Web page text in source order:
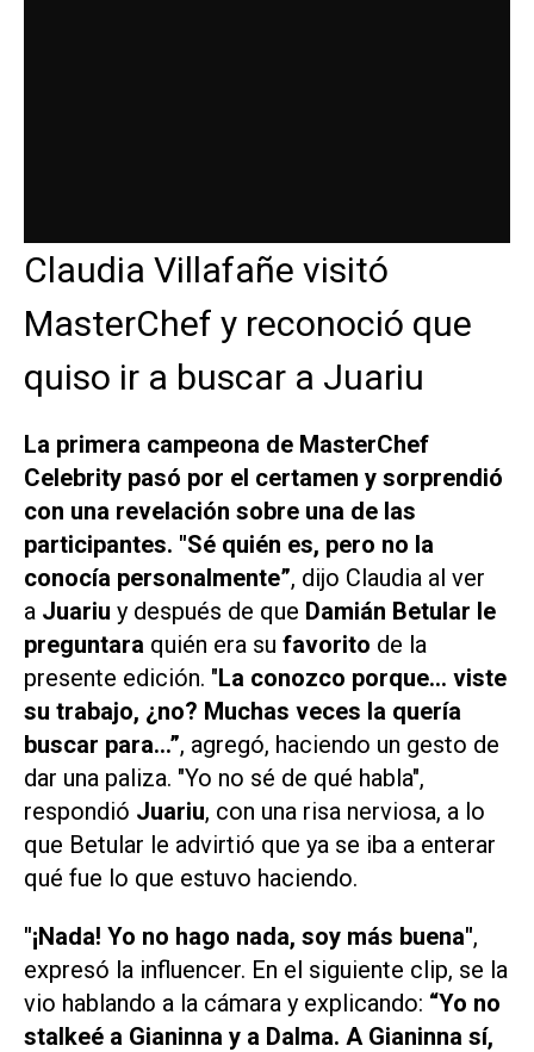
Claudia Villafañe visitó
MasterChef y reconoció que
quiso ir a buscar a Juariu
La primera campeona de MasterChef
Celebrity pasó por el certamen y sorprendió
con una revelación sobre una de las
participantes. "Sé quién es, pero no la
conocía personalmente”, dijo Claudia al ver
a Juariu y después de que Damián Betular le
preguntara quién era su favorito de la
presente edición. "La conozco porque… viste
su trabajo, ¿no? Muchas veces la quería
buscar para…”, agregó, haciendo un gesto de
dar una paliza. "Yo no sé de qué habla",
respondió Juariu, con una risa nerviosa, a lo
que Betular le advirtió que ya se iba a enterar
qué fue lo que estuvo haciendo.
"¡Nada! Yo no hago nada, soy más buena",
expresó la influencer. En el siguiente clip, se la
vio hablando a la cámara y explicando: “Yo no
stalkeé a Gianinna y a Dalma. A Gianinna sí,